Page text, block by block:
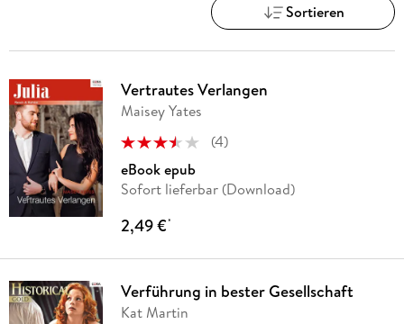
Sortieren
Vertrautes Verlangen
Maisey Yates
(4)
eBook epub
Sofort lieferbar (Download)
2,49 €*
Verführung in bester Gesellschaft
Kat Martin